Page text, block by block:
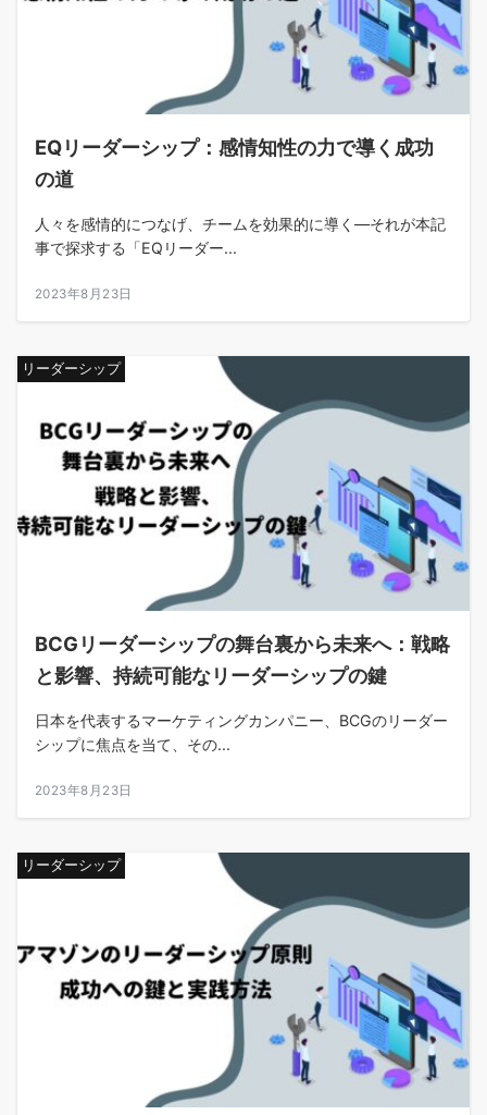
EQリーダーシップ：感情知性の力で導く成功
の道
人々を感情的につなげ、チームを効果的に導く―それが本記
事で探求する「EQリーダー...
2023年8月23日
リーダーシップ
BCGリーダーシップの舞台裏から未来へ：戦略
と影響、持続可能なリーダーシップの鍵
日本を代表するマーケティングカンパニー、BCGのリーダー
シップに焦点を当て、その...
2023年8月23日
リーダーシップ